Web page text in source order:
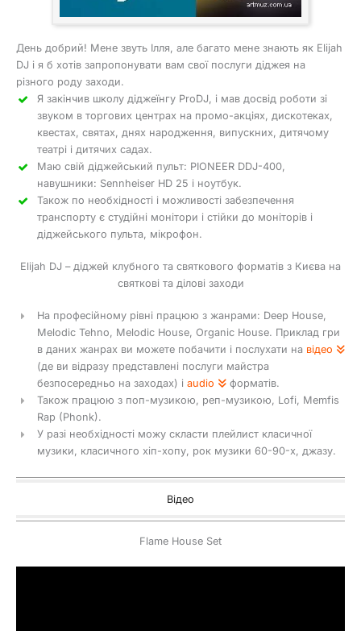
День добрий! Мене звуть Ілля, але багато мене знають як Elijah
DJ і я б хотів запропонувати вам свої послуги діджея на
різного роду заходи.
Я закінчив школу діджеїнгу ProDJ, і мав досвід роботи зі
звуком в торгових центрах на промо-акціях, дискотеках,
квестах, святах, днях народження, випускних, дитячому
театрі і дитячих садах.
Маю свій діджейський пульт: PIONEER DDJ-400,
навушники: Sennheiser HD 25 і ноутбук.
Також по необхідності і можливості забезпечення
транспорту є студійні монітори і стійки до моніторів і
діджейського пульта, мікрофон.
Elijah DJ – діджей клубного та святкового форматів з Києва на
святкові та ділові заходи
На професійному рівні працюю з жанрами: Deep House,
Melodic Tehno, Melodic House, Organic House. Приклад гри
в даних жанрах ви можете побачити і послухати на відео
(де ви відразу представлені послуги майстра
безпосередньо на заходах) і audio
форматів.
Також працюю з поп-музикою, реп-музикою, Lofi, Memfis
Rap (Phonk).
У разі необхідності можу скласти плейлист класичної
музики, класичного хіп-хопу, рок музики 60-90-х, джазу.
Відео
Flame House Set